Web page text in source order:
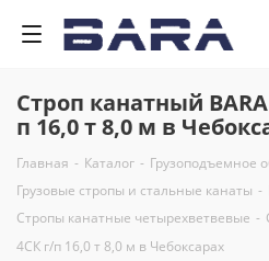
Строп канатный
п 16,0 т 8,0 м в
Главная - Каталог - Грузоподъемное
Грузовые стропы и стальные канаты -
Стропы канатные четырехветвевые -
4СК г/п 16,0 т 8,0 м в Чебоксарах